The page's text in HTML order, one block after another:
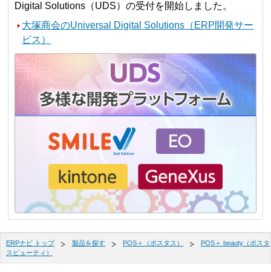
Digital Solutions（UDS）の受付を開始しました。
大塚商会のUniversal Digital Solutions（ERP開発サー
ビス）
ERPナビ トップ 製品を探す POS＋（ポスタス）
POS＋ beauty（ポスタ
スビューティ）